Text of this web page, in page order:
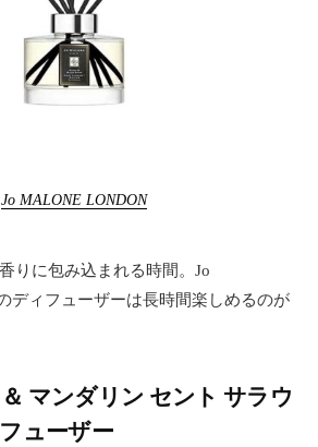
Jo MALONE LONDON
りに包み込まれる時間。Jo
ディフューザーは長時間楽しめるのが
マンダリン セント サラウ
ューザー